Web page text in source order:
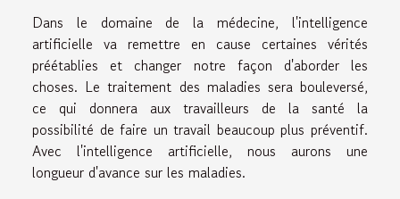
Dans le domaine de la médecine, l'intelligence
artificielle va remettre en cause certaines vérités
préétablies et changer notre façon d'aborder les
choses. Le traitement des maladies sera bouleversé,
ce qui donnera aux travailleurs de la santé la
possibilité de faire un travail beaucoup plus préventif.
Avec l'intelligence artificielle, nous aurons une
longueur d'avance sur les maladies.